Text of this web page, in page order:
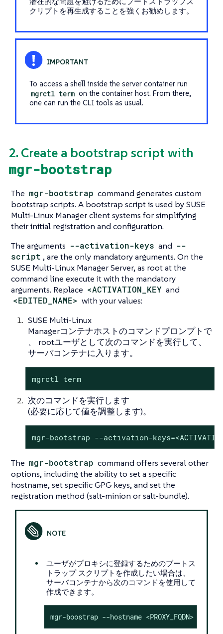
クリプトを再生成することを強くお勧めします。
To access a shell inside the server container run
mgrctl term on the container host. From there,
one can run the CLI tools as usual.
2. Create a bootstrap script with
mgr-bootstrap
The mgr-bootstrap command generates custom
bootstrap scripts. A bootstrap script is used by SUSE
Multi-Linux Manager client systems for simplifying
their initial registration and configuration.
The arguments --activation-keys and --
script , are the only mandatory arguments. On the
SUSE Multi-Linux Manager Server, as root at the
command line execute it with the mandatory
arguments. Replace <ACTIVATION_KEY and
<EDITED_NAME> with your values:
SUSE Multi-Linux
Managerコンテナホストのコマンドプロンプトで
、 rootユーザとして次のコマンドを実行して、
サーバコンテナに入ります。
mgrctl term
次のコマンドを実行します
(必要に応じて値を調整します)。
mgr-bootstrap --activation-
The mgr-bootstrap command offers several other
options, including the ability to set a specific
hostname, set specific GPG keys, and set the
registration method (salt-minion or salt-bundle).
ユーザがプロキシに登録するためのブートス
トラップ スクリプトを作成したい場合は、
サーバコンテナから次のコマンドを使用して
作成できます。
mgr-boostrap --hostname <PROXY_FQDN>